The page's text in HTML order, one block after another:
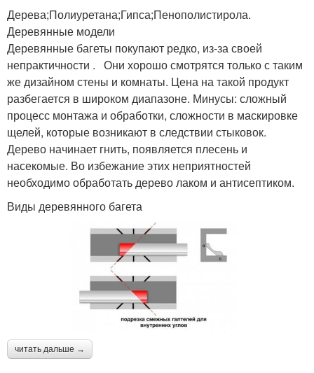
Дерева;Полиуретана;Гипса;Пенополистирола.
Деревянные модели
Деревянные багеты покупают редко, из-за своей
непрактичности . Они хорошо смотрятся только с таким
же дизайном стены и комнаты. Цена на такой продукт
разбегается в широком диапазоне. Минусы: сложный
процесс монтажа и обработки, сложности в маскировке
щелей, которые возникают в следствии стыковок.
Дерево начинает гнить, появляется плесень и
насекомые. Во избежание этих неприятностей
необходимо обработать дерево лаком и антисептиком.
Виды деревянного багета
читать дальше →